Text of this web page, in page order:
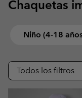
MAIN
NAV
SKIP
Chaquetas
Niño (4-18
Todos los filtros